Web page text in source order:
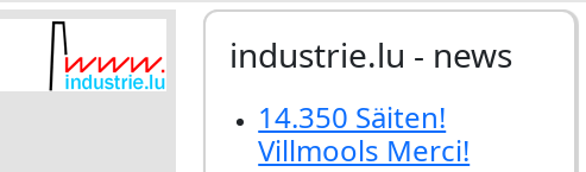
industrie.lu - news
14.350 Säiten!
Villmools Merci!